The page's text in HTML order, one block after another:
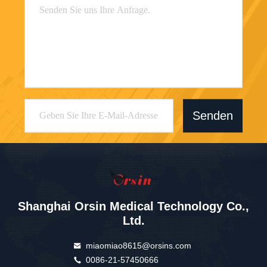
Senden
Shanghai Orsin Medical Technology Co.,
Ltd.
miaomiao8615@orsins.com
0086-21-57450666